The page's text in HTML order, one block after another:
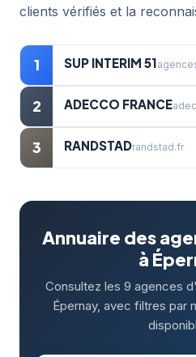
clients vérifiés et la
1 SUP INTERIM 51
2 ADECCO FRANCE
3 RANDSTADrandstad.fr
Annuaire des
à
Consultez les 9 agences
Épernay, avec filtres par